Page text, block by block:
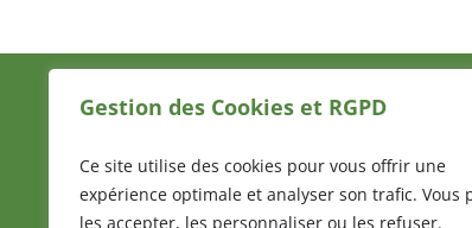
Gestion des Cookies et RGPD
Ce site utilise des cookies pour vous offrir une
expérience optimale et analyser son trafic. Vous
les accepter, les personnaliser ou les refuser.